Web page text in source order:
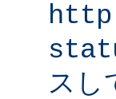
スし